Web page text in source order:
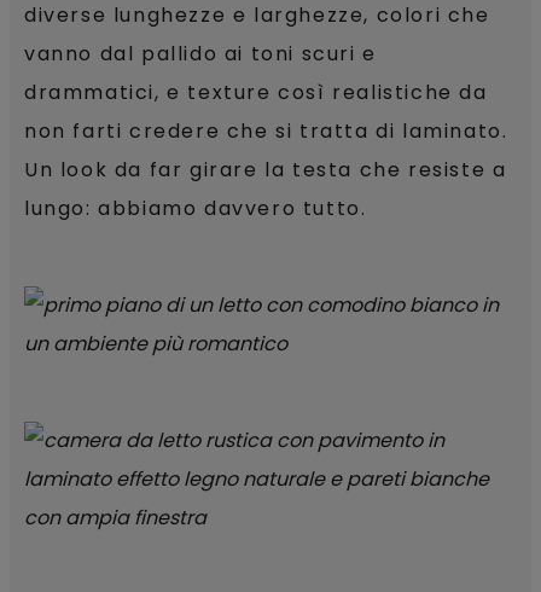
diverse lunghezze e larghezze, colori che
vanno dal pallido ai toni scuri e
drammatici, e texture così realistiche da
non farti credere che si tratta di laminato.
Un look da far girare la testa che resiste a
lungo: abbiamo davvero tutto.